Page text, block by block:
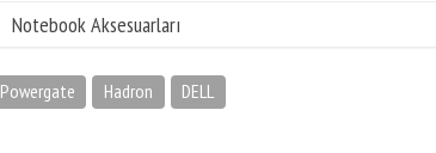
Notebook Aksesuarları
Powergate Hadron DELL